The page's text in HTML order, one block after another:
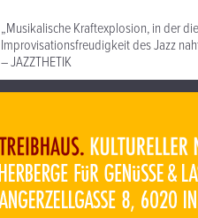
„Musikalische Kraftexplosion, in der
Improvisationsfreudigkeit des Jazz
– JAZZTHETIK